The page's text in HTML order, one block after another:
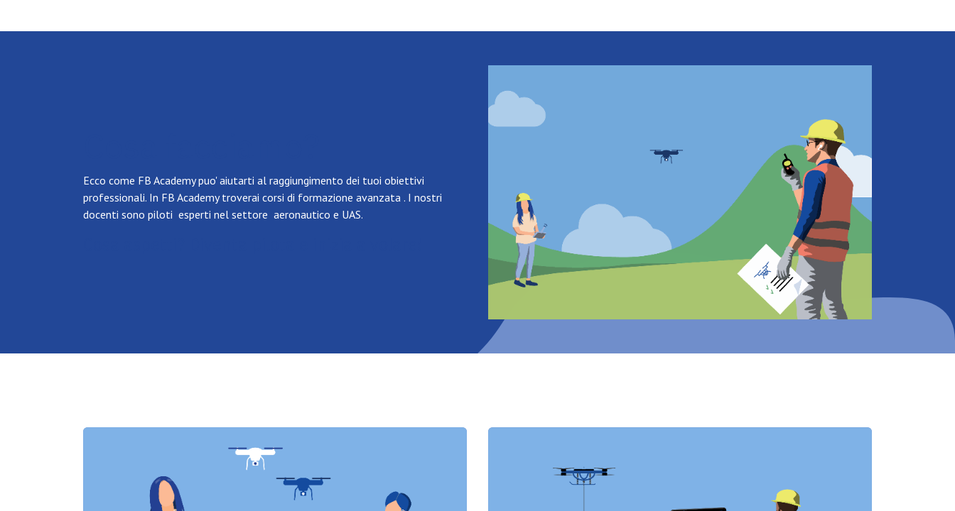
Ecco come FB Academy puo' aiutarti al raggiungimento dei tuoi obiettivi
professionali. In FB Academy troverai corsi di formazione avanzata . I nostri
docenti sono piloti esperti nel settore aeronautico e UAS.